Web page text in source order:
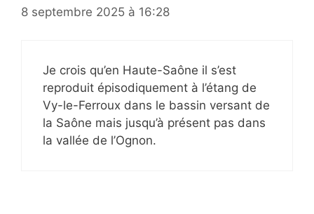
8 septembre 2025 à 16:28
Je crois qu’en Haute-Saône il s’est
reproduit épisodiquement à l’étang de
Vy-le-Ferroux dans le bassin versant de
la Saône mais jusqu’à présent pas dans
la vallée de l’Ognon.